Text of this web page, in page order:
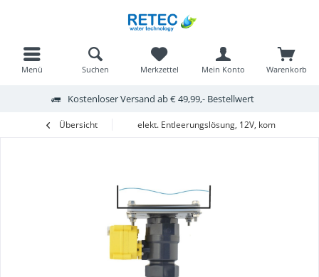
Kostenloser Versand ab € 49,99,- Bestellwert
Menü Warenkorb
Merkzettel Mein Konto
Suchen
Übersicht elekt. Entleerungslösung, 12V, komplett